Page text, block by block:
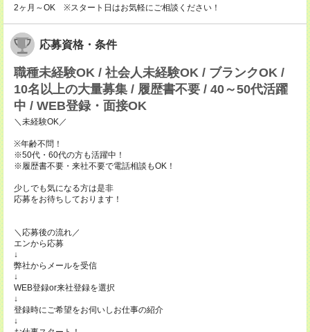
2ヶ月～OK ※スタート日はお気軽にご相談ください！
応募資格・条件
職種未経験OK / 社会人未経験OK / ブランクOK /
10名以上の大量募集 / 履歴書不要 / 40～50代活躍
中 / WEB登録・面接OK
＼未経験OK／
※年齢不問！
※50代・60代の方も活躍中！
※履歴書不要・来社不要で電話相談もOK！
少しでも気になる方は是非
応募をお待ちしております！
＼応募後の流れ／
エンから応募
↓
弊社からメールを受信
↓
WEB登録or来社登録を選択
↓
登録時にご希望をお伺いしお仕事の紹介
↓